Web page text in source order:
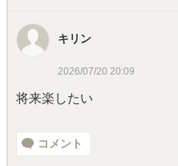
キリン
2026/07/20 20:09
将来楽したい
コメント